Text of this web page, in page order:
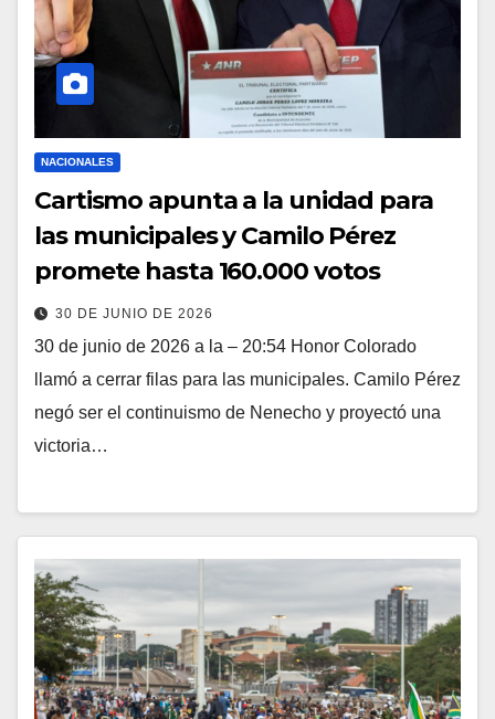
NACIONALES
Cartismo apunta a la unidad para
las municipales y Camilo Pérez
promete hasta 160.000 votos
30 DE JUNIO DE 2026
30 de junio de 2026 a la – 20:54 Honor Colorado
llamó a cerrar filas para las municipales. Camilo Pérez
negó ser el continuismo de Nenecho y proyectó una
victoria…